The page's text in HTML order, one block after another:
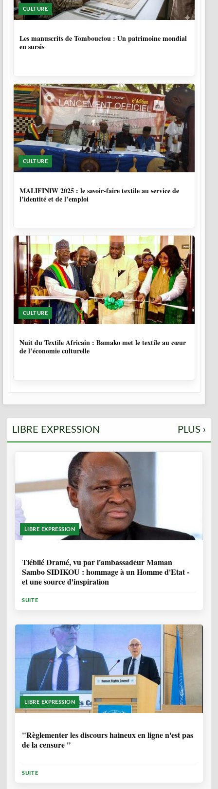
CULTURE
Les manuscrits de Tombouctou : Un patrimoine mondial
en sursis
CULTURE
MALIFINIW 2025 : le savoir-faire textile au service de
l’identité et de l’emploi
CULTURE
Nuit du Textile Africain : Bamako met le textile au cœur
de l’économie culturelle
LIBRE EXPRESSION PLUS ›
LIBRE EXPRESSION
Tiébilé Dramé, vu par l'ambassadeur Maman
Sambo SIDIKOU : hommage à un Homme d'Etat -
et une source d'inspiration
SUITE
LIBRE EXPRESSION
"Règlementer les discours haineux en ligne n'est pas
de la censure "
SUITE